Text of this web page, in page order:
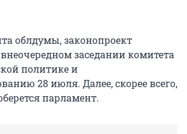
облдумы, законопроект
заседании комитета
политике и
28 июля. Далее, скорее всего,
парламент.